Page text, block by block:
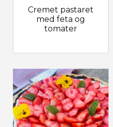
Cremet pastaret
med feta og
tomater